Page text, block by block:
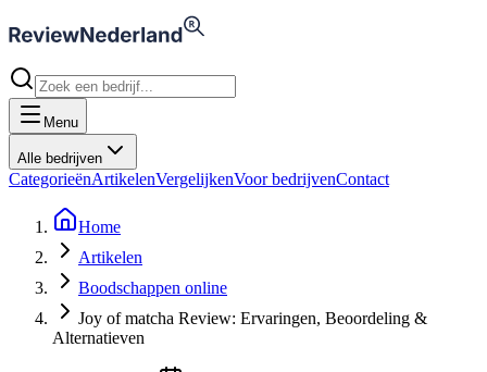
Menu
Alle bedrijven
CategorieënArtikelenVergelijkenVoor bedrijvenContact
Home
Artikelen
Boodschappen online
Joy of matcha Review: Ervaringen, Beoordeling &
Alternatieven